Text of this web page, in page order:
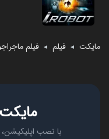
مایکت ◄ فیلم ◄ فیلم
با نصب